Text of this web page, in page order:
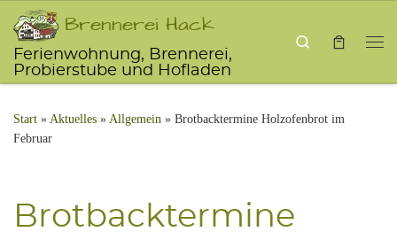
Zum Inhalt springen
Brennerei Hack
Ferienwohnung, Brennerei,
Probierstube und Hofladen
Search
Start » Aktu­el­les » Allgemein » Brotbacktermine Holzofenbrot im
Februar
Brot­back­ter­mi­ne